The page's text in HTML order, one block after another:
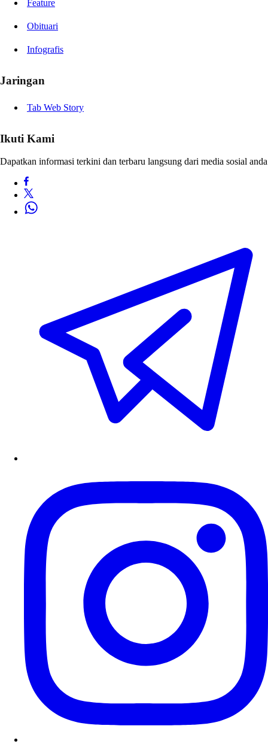
Feature
Obituari
Infografis
Jaringan
Tab Web Story
Ikuti Kami
Dapatkan informasi terkini dan terbaru langsung dari media sosial anda